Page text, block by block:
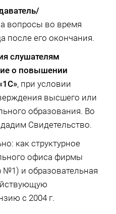
вопросы во время
после его окончания.
слушателям
о повышении
, при условии
высшего или
образования. Во
Свидетельство.
как структурное
офиса фирмы
№1) и образовательная
с 2004 г.